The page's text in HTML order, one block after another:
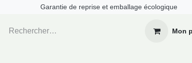
Garantie de reprise et emballage écologique
Mon